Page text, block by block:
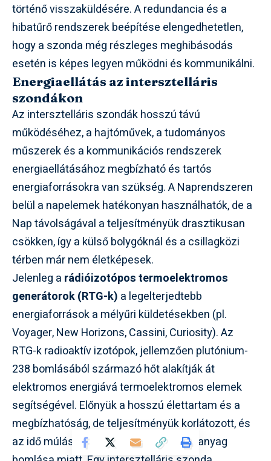
történő visszaküldésére. A redundancia és a
hibatűrő rendszerek beépítése elengedhetetlen,
hogy a szonda még részleges meghibásodás
esetén is képes legyen működni és kommunikálni.
Energiaellátás az intersztelláris
szondákon
Az intersztelláris szondák hosszú távú
működéséhez, a hajtóművek, a tudományos
műszerek és a kommunikációs rendszerek
energiaellátásához megbízható és tartós
energiaforrásokra van szükség. A Naprendszeren
belül a napelemek hatékonyan használhatók, de a
Nap távolságával a teljesítményük drasztikusan
csökken, így a külső bolygóknál és a csillagközi
térben már nem életképesek.
Jelenleg a rádióizotópos termoelektromos
generátorok (RTG-k) a legelterjedtebb
energiaforrások a mélyűri küldetésekben (pl.
Voyager, New Horizons, Cassini, Curiosity). Az
RTG-k radioaktív izotópok, jellemzően plutónium-
238 bomlásából származó hőt alakítják át
elektromos energiává termoelektromos elemek
segítségével. Előnyük a hosszú élettartam és a
megbízhatóság, de teljesítményük korlátozott, és
az idő múlásával csökken a radioaktív anyag